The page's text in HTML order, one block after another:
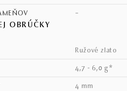
–
OBRÚČKY
ružové zlato
4,7 - 6,0 g*
4 mm